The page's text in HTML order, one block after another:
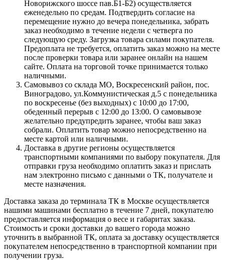
Новорижского шоссе пав.Б1-Б2) осуществляется
еженедельно по средам. Подтвердить согласие на
перемещение нужно до вечера понедельника, забрать
заказ необходимо в течение недели с четверга по
следующую среду. Загрузка товара силами покупателя.
Предоплата не требуется, оплатить заказ можно на месте
после проверки товара или заранее онлайн на нашем
сайте. Оплата на торговой точке принимается только
наличными.
Самовывоз со склада МО, Воскресенский район, пос.
Виноградово, ул.Коммунистическая д.5 с понедельника
по воскресенье (без выходных) с 10:00 до 17:00,
обеденный перерыв с 12:00 до 13:00. О самовывозе
желательно предупредить заранее, чтобы ваш заказ
собрали. Оплатить товар можно непосредственно на
месте картой или наличными.
Доставка в другие регионы осуществляется
транспортными компаниями по выбору покупателя. Для
отправки груза необходимо оплатить заказ и прислать
нам электронно письмо с данными о ТК, получателе и
месте назначения.
Доставка заказа до терминала ТК в Москве осуществляется
нашими машинами бесплатно в течение 7 дней, покупателю
предоставляется информация о весе и габаритах заказа.
Стоимость и сроки доставки до вашего города можно
уточнить в выбранной ТК, оплата за доставку осуществляется
покупателем непосредственно в транспортной компании при
получении груза.